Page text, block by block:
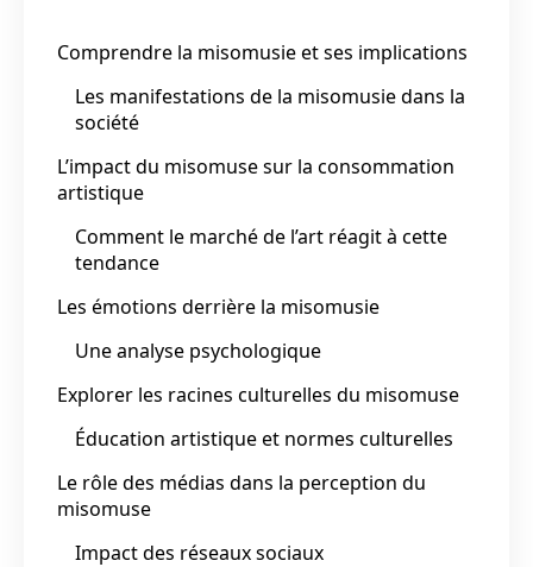
Comprendre la misomusie et ses implications
Les manifestations de la misomusie dans la
société
L’impact du misomuse sur la consommation
artistique
Comment le marché de l’art réagit à cette
tendance
Les émotions derrière la misomusie
Une analyse psychologique
Explorer les racines culturelles du misomuse
Éducation artistique et normes culturelles
Le rôle des médias dans la perception du
misomuse
Impact des réseaux sociaux